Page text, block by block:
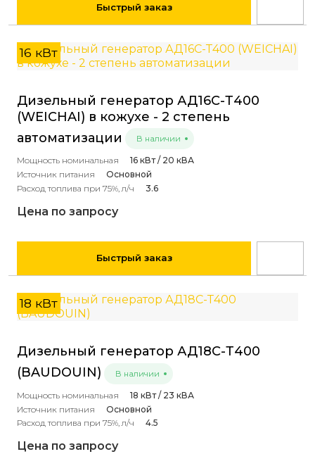
Быстрый заказ
16 кВт
Дизельный генератор АД16С-Т400
(WEICHAI) в кожухе - 2 степень
автоматизации
В наличии
Мощность номинальная
16 кВт / 20 кВА
Источник питания
Основной
Расход топлива при 75%, л/ч
3.6
Цена по запросу
Быстрый заказ
18 кВт
Дизельный генератор АД18С-Т400
(BAUDOUIN)
В наличии
Мощность номинальная
18 кВт / 23 кВА
Источник питания
Основной
Расход топлива при 75%, л/ч
4.5
Цена по запросу